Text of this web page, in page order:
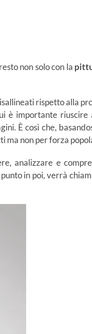
non solo con la
rispetto alla
è importante riuscire
È così che,
ma non per forza
analizzare e
in poi, verrà